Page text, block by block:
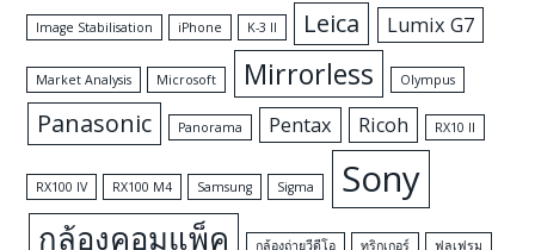
Image Stabilisation iPhone K-3 II Leica Lumix G7
Market Analysis Microsoft Mirrorless Olympus
Panasonic Panorama Pentax Ricoh RX10 II
RX100 IV RX100 M4 Samsung Sigma Sony
กล้องคอมแพ็ค กล้องถ่ายวีดีโอ ทริกเกอร์ ฟูลเฟรม